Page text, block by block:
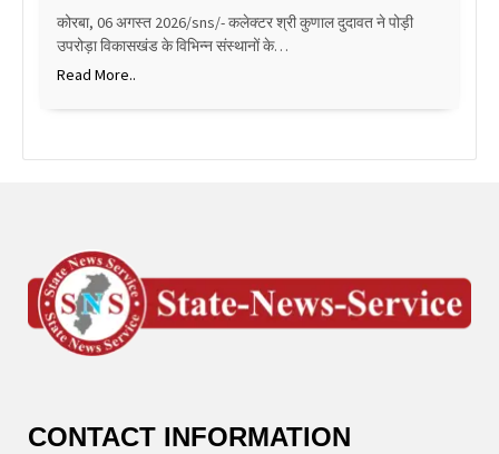
कोरबा, 06 अगस्त 2026/sns/- कलेक्टर श्री कुणाल दुदावत ने पोड़ी
उपरोड़ा विकासखंड के विभिन्न संस्थानों के…
Read More..
CONTACT INFORMATION